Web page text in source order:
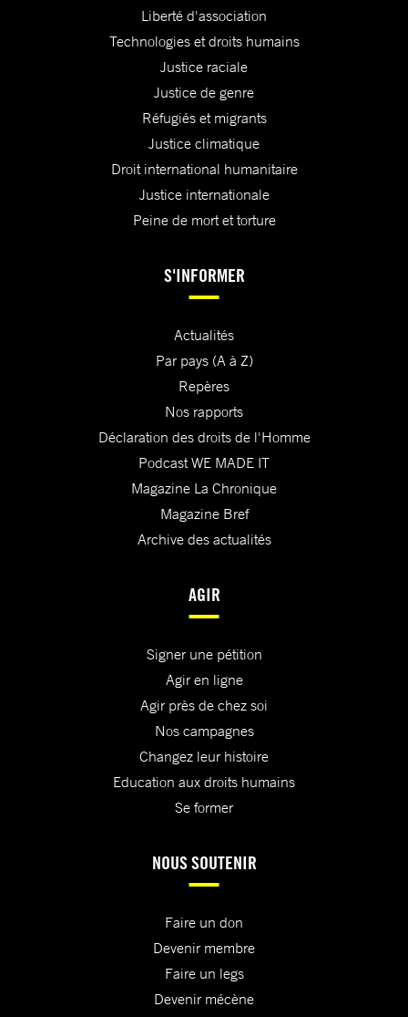
Liberté d'association
Technologies et droits humains
Justice raciale
Justice de genre
Réfugiés et migrants
Justice climatique
Droit international humanitaire
Justice internationale
Peine de mort et torture
S'INFORMER
Actualités
Par pays (A à Z)
Repères
Nos rapports
Déclaration des droits de l'Homme
Podcast WE MADE IT
Magazine La Chronique
Magazine Bref
Archive des actualités
AGIR
Signer une pétition
Agir en ligne
Agir près de chez soi
Nos campagnes
Changez leur histoire
Education aux droits humains
Se former
NOUS SOUTENIR
Faire un don
Devenir membre
Faire un legs
Devenir mécène